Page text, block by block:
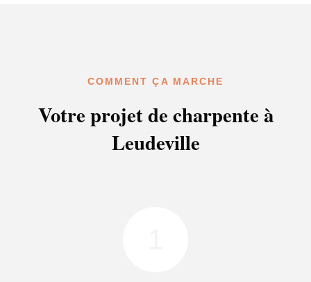
COMMENT ÇA MARCHE
Votre projet de charpente à
Leudeville